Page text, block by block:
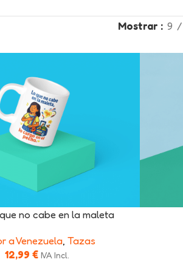
Mostrar 9
no cabe en la maleta
a Venezuela, Tazas
12,99 € IVA Incl.